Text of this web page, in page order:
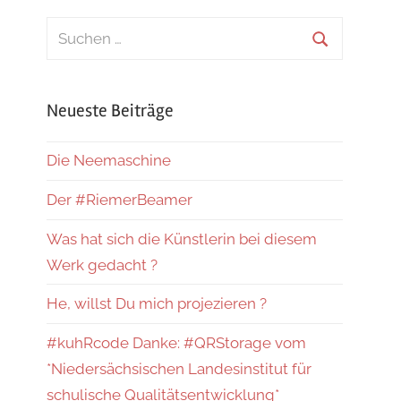
Suchen
Neueste Beiträge
Die Neemaschine
Der #RiemerBeamer
Was hat sich die Künstlerin bei diesem
Werk gedacht ?
He, willst Du mich projezieren ?
#kuhRcode Danke: #QRStorage vom
*Niedersächsischen Landesinstitut für
schulische Qualitätsentwicklung*